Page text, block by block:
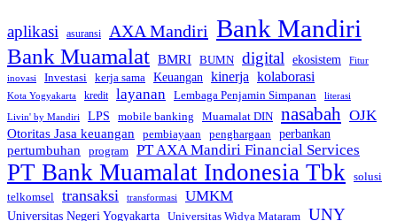
aplikasi asuransi AXA Mandiri Bank Mandiri
Bank Muamalat BMRI BUMN digital ekosistem Fitur
inovasi Investasi kerja sama Keuangan kinerja kolaborasi
Kota Yogyakarta kredit layanan Lembaga Penjamin Simpanan
literasi
Livin' by Mandiri
LPS mobile banking Muamalat DIN nasabah OJK
Otoritas Jasa keuangan pembiayaan penghargaan perbankan
pertumbuhan program PT AXA Mandiri Financial Services
PT Bank Muamalat Indonesia Tbk solusi
telkomsel transaksi transformasi UMKM
Universitas Negeri Yogyakarta Universitas Widya Mataram UNY